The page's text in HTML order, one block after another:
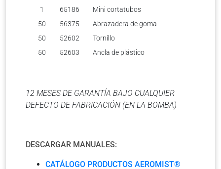
1
65186
Mini cortatubos
50
56375
Abrazadera de goma
50
52602
Tornillo
50
52603 Ancla de plástico
12 MESES DE GARANTÍA BAJO CUALQUIER
DEFECTO DE FABRICACIÓN (EN LA BOMBA)
DESCARGAR MANUALES:
CATÁLOGO PRODUCTOS AEROMIST®